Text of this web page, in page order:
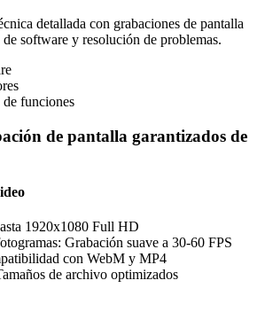
detallada con grabaciones de pantalla
de software y resolución de problemas.
funciones
de pantalla garantizados de
1920x1080 Full HD
Grabación suave a 30-60 FPS
con WebM y MP4
de archivo optimizados